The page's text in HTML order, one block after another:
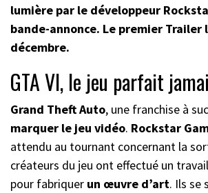
lumière par le développeur
bande-annonce. Le premier Trailer
décembre.
GTA VI, le jeu parfait
Grand Theft Auto, une franchise à
marquer le jeu vidéo. Rockstar
attendu au tournant concernant la
créateurs du jeu ont effectué un
pour fabriquer un œuvre d’art. Ils se